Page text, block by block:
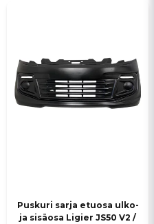
Puskuri sarja etuosa ulko-
ja sisäosa Ligier JS50 V2 /